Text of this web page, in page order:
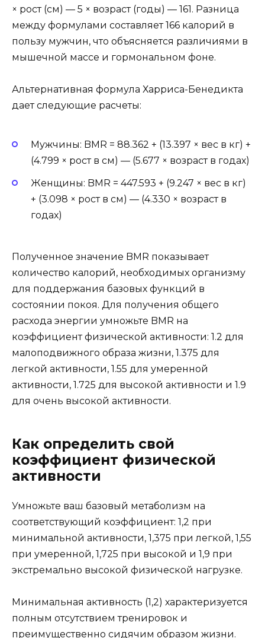
× рост (см) — 5 × возраст (годы) — 161. Разница
между формулами составляет 166 калорий в
пользу мужчин, что объясняется различиями в
мышечной массе и гормональном фоне.
Альтернативная формула Харриса-Бенедикта
дает следующие расчеты:
Мужчины: BMR = 88.362 + (13.397 × вес в кг) +
(4.799 × рост в см) — (5.677 × возраст в годах)
Женщины: BMR = 447.593 + (9.247 × вес в кг)
+ (3.098 × рост в см) — (4.330 × возраст в
годах)
Полученное значение BMR показывает
количество калорий, необходимых организму
для поддержания базовых функций в
состоянии покоя. Для получения общего
расхода энергии умножьте BMR на
коэффициент физической активности: 1.2 для
малоподвижного образа жизни, 1.375 для
легкой активности, 1.55 для умеренной
активности, 1.725 для высокой активности и 1.9
для очень высокой активности.
Как определить свой
коэффициент физической
активности
Умножьте ваш базовый метаболизм на
соответствующий коэффициент: 1,2 при
минимальной активности, 1,375 при легкой, 1,55
при умеренной, 1,725 при высокой и 1,9 при
экстремально высокой физической нагрузке.
Минимальная активность (1,2) характеризуется
полным отсутствием тренировок и
преимущественно сидячим образом жизни.